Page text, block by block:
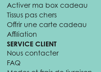
Activer ma box cadeau
Tissus pas chers
Offrir une carte cadeau
Affiliation
SERVICE CLIENT
Nous contacter
FAQ